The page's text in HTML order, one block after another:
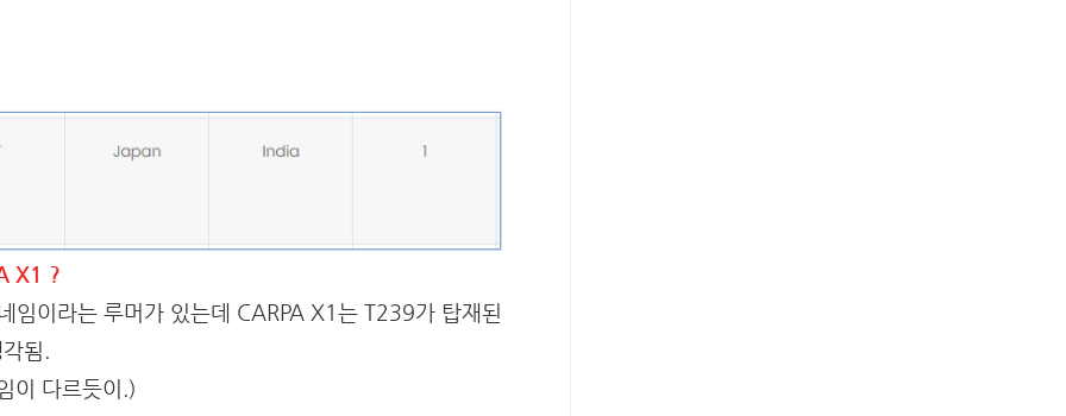
X1 ?
임이라는 루머가 있는데 CARPA X1는 T239가 탑재된
됨.
이 다르듯이.)